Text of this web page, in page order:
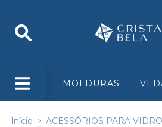
MOLDURAS
Início > ACESSÓRIOS PARA VIDRO